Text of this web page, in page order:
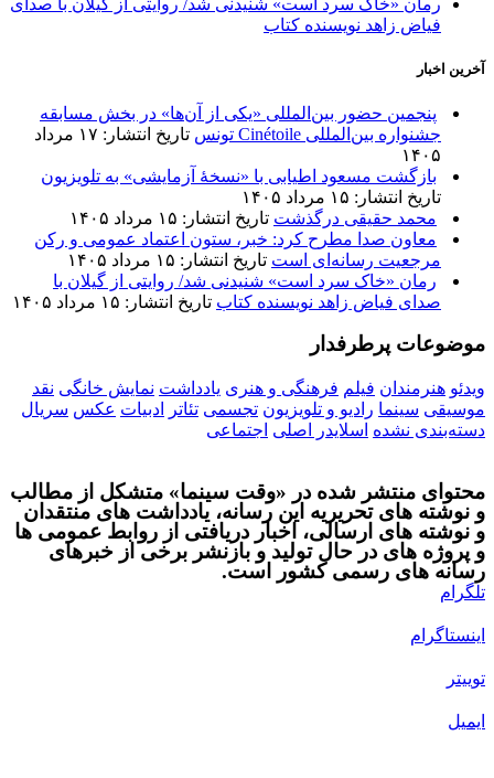
رمان «خاک سرد است» شنیدنی شد/ روایتی از گیلان با صدای
فیاض زاهد نویسنده کتاب
آخرین اخبار
پنجمین حضور بین‌المللی «یکی از آن‌ها» در بخش مسابقه
جشنواره بین‌المللی Cinétoile تونس
تاریخ انتشار: ۱۷ مرداد
۱۴۰۵
بازگشت مسعود اطیابی با «نسخهٔ آزمایشی» به تلویزیون
تاریخ انتشار: ۱۵ مرداد ۱۴۰۵
محمد حقیقی درگذشت تاریخ انتشار: ۱۵ مرداد ۱۴۰۵
معاون صدا مطرح کرد: خبر، ستون اعتماد عمومی و رکن
مرجعیت رسانه‌ای است تاریخ انتشار: ۱۵ مرداد ۱۴۰۵
رمان «خاک سرد است» شنیدنی شد/ روایتی از گیلان با
صدای فیاض زاهد نویسنده کتاب تاریخ انتشار: ۱۵ مرداد ۱۴۰۵
موضوعات پرطرفدار
ویدئو هنرمندان فیلم فرهنگی و هنری یادداشت نمایش خانگی نقد
موسیقی سینما رادیو و تلویزیون تجسمی تئاتر ادبیات عکس سریال
دسته‌بندی نشده اسلایدر اصلی اجتماعی
محتوای منتشر شده در «وقت سینما» متشکل از مطالب
و نوشته های تحریریه این رسانه، یادداشت های منتقدان
و نوشته های ارسالی، اخبار دریافتی از روابط عمومی ها
و پروژه های در حال تولید و بازنشر برخی از خبرهای
رسانه های رسمی کشور است.
تلگرام
اینستاگرام
توییتر
ایمیل